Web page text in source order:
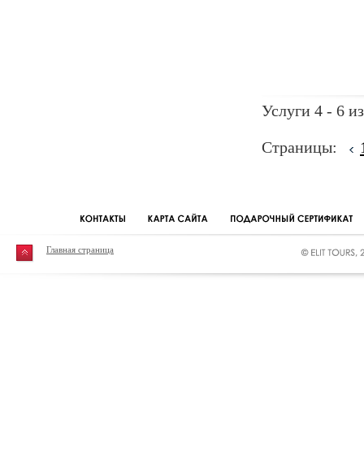
Услуги 4 - 6
Страницы:
Главная страница